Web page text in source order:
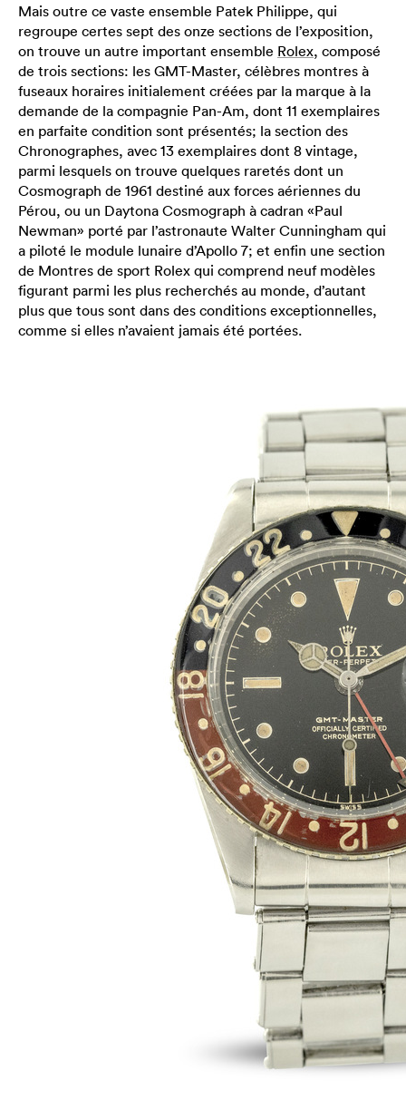
Mais outre ce vaste ensemble Patek Philippe, qui
regroupe certes sept des onze sections de l’exposition,
on trouve un autre important ensemble Rolex, composé
de trois sections: les GMT-Master, célèbres montres à
fuseaux horaires initialement créées par la marque à la
demande de la compagnie Pan-Am, dont 11 exemplaires
en parfaite condition sont présentés; la section des
Chronographes, avec 13 exemplaires dont 8 vintage,
parmi lesquels on trouve quelques raretés dont un
Cosmograph de 1961 destiné aux forces aériennes du
Pérou, ou un Daytona Cosmograph à cadran «Paul
Newman» porté par l’astronaute Walter Cunningham qui
a piloté le module lunaire d’Apollo 7; et enfin une section
de Montres de sport Rolex qui comprend neuf modèles
figurant parmi les plus recherchés au monde, d’autant
plus que tous sont dans des conditions exceptionnelles,
comme si elles n’avaient jamais été portées.